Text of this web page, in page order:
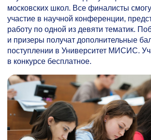
московских школ. Все финалисты
участие в научной конференции,
работу по одной из девяти тематик.
и призеры получат дополнительные
поступлении в Университет МИСИС.
в конкурсе бесплатное.